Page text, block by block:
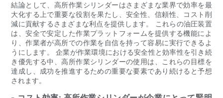
結論として、高所作業シリンダーはさまざまな業界で効率を最
大化する上で重要な役割を果たし、安全性、信頼性、コスト削
減に貢献するさまざまな利点を提供します。 これらの油圧装置
は、安全で安定した作業プラットフォームを提供する機能によ
り、作業者が高所での作業を自信を持って容易に実行できるよ
うにします。 企業が作業環境における安全性と効率性を引き続
き優先する中、高所作業シリンダーの使用は、これらの目標を
達成し、成功を推進するための重要な要素であり続けると予想
されます。